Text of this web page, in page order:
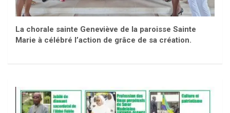
La chorale sainte Geneviève de la paroisse Sainte
Marie à célébré l’action de grâce de sa création.